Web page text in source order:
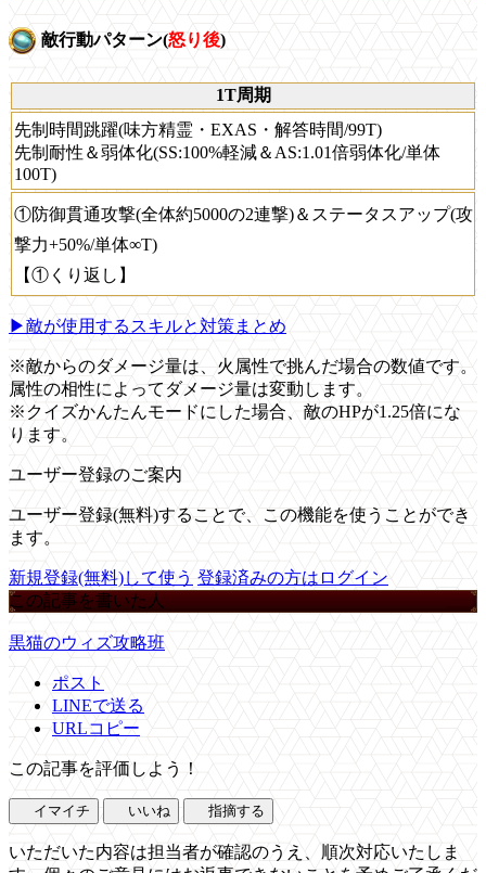
敵行動パターン(怒り後)
1T周期
先制時間跳躍(味方精霊・EXAS・解答時間/99T)
先制耐性＆弱体化(SS:100%軽減＆AS:1.01倍弱体化/単体
100T)
①防御貫通攻撃(全体約5000の2連撃)＆ステータスアップ(攻
撃力+50%/単体∞T)
【①くり返し】
▶敵が使用するスキルと対策まとめ
※敵からのダメージ量は、火属性で挑んだ場合の数値です。
属性の相性によってダメージ量は変動します。
※クイズかんたんモードにした場合、敵のHPが1.25倍にな
ります。
ユーザー登録のご案内
ユーザー登録(無料)することで、この機能を使うことができ
ます。
新規登録(無料)して使う 登録済みの方はログイン
この記事を書いた人
黒猫のウィズ攻略班
ポスト
LINEで送る
URLコピー
この記事を評価しよう！
イマイチ いいね 指摘する
いただいた内容は担当者が確認のうえ、順次対応いたしま